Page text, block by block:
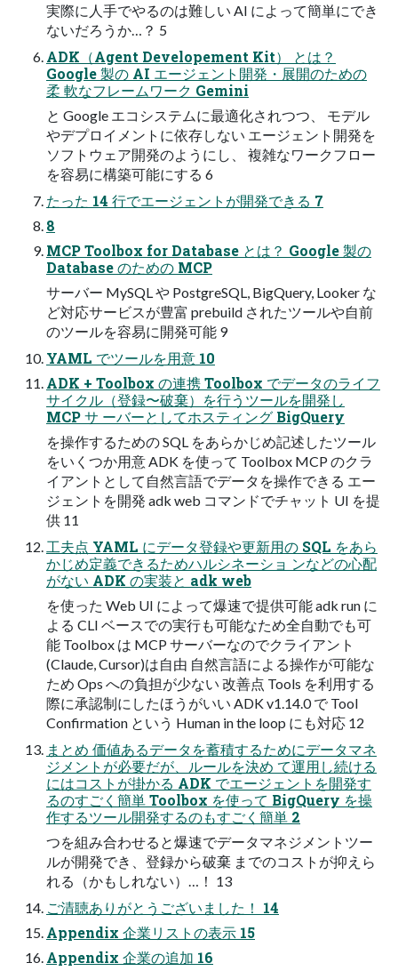
実際に人手でやるのは難しい AI によって簡単にでき
ないだろうか…？ 5
ADK（Agent Developement Kit） とは？
Google 製の AI エージェント開発・展開のための
柔 軟なフレームワーク Gemini
と Google エコシステムに最適化されつつ、 モデル
やデプロイメントに依存しない エージェント開発を
ソフトウェア開発のようにし、 複雑なワークフロー
を容易に構築可能にする 6
たった 14 行でエージェントが開発できる 7
8
MCP Toolbox for Database とは？ Google 製の
Database のための MCP
サーバー MySQL や PostgreSQL, BigQuery, Looker な
ど対応サービスが豊富 prebuild されたツールや自前
のツールを容易に開発可能 9
YAML でツールを用意 10
ADK + Toolbox の連携 Toolbox でデータのライフ
サイクル（登録〜破棄）を行うツールを開発し
MCP サ ーバーとしてホスティング BigQuery
を操作するための SQL をあらかじめ記述したツール
をいくつか用意 ADK を使って Toolbox MCP のクラ
イアントとして自然言語でデータを操作できる エー
ジェントを開発 adk web コマンドでチャット UI を提
供 11
工夫点 YAML にデータ登録や更新用の SQL をあら
かじめ定義できるためハルシネーショ ンなどの心配
がない ADK の実装と adk web
を使った Web UI によって爆速で提供可能 adk run に
よる CLI ベースでの実行も可能なため全自動でも可
能 Toolbox は MCP サーバーなのでクライアント
(Claude, Cursor)は自由 自然言語による操作が可能な
ため Ops への負担が少ない 改善点 Tools を利用する
際に承認制にしたほうがいい ADK v1.14.0 で Tool
Confirmation という Human in the loop にも対応 12
まとめ 価値あるデータを蓄積するためにデータマネ
ジメントが必要だが、ルールを決め て運用し続ける
にはコストが掛かる ADK でエージェントを開発す
るのすごく簡単 Toolbox を使って BigQuery を操
作するツール開発するのもすごく簡単 2
つを組み合わせると爆速でデータマネジメントツー
ルが開発でき、登録から破棄 までのコストが抑えら
れる（かもしれない）…！ 13
ご清聴ありがとうございました！ 14
Appendix 企業リストの表示 15
Appendix 企業の追加 16